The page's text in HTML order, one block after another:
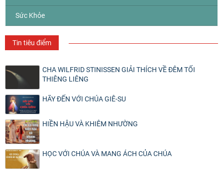
Sức Khỏe
Tin tiêu điểm
CHA WILFRID STINISSEN GIẢI THÍCH VỀ ĐÊM TỐI
THIÊNG LIÊNG
HÃY ĐẾN VỚI CHÚA GIÊ-SU
HIỀN HẬU VÀ KHIÊM NHƯỜNG
HỌC VỚI CHÚA VÀ MANG ÁCH CỦA CHÚA